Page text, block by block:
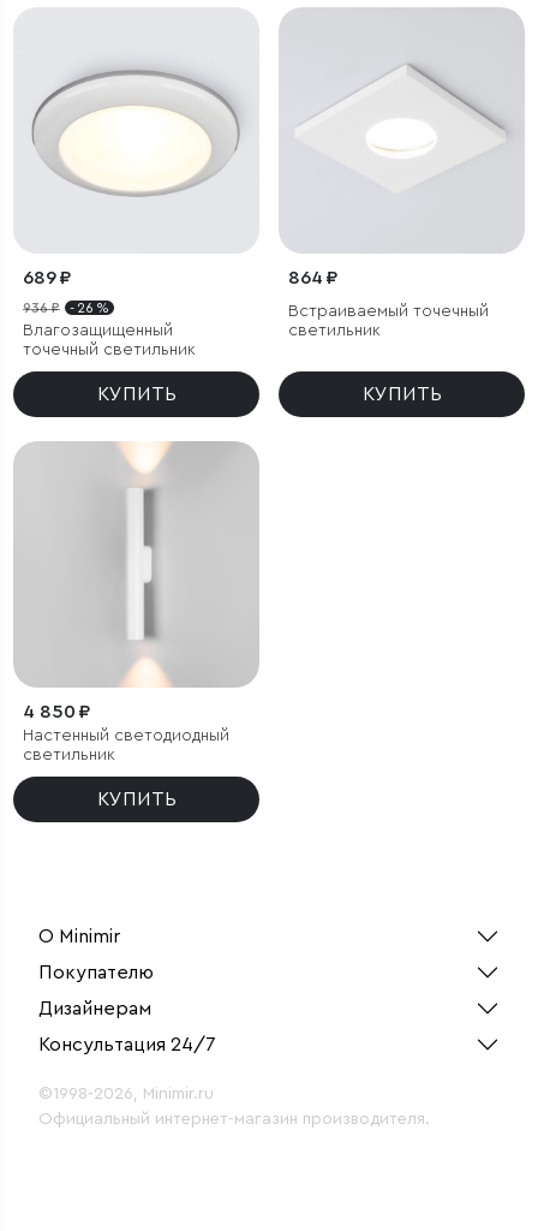
689 ₽
936 ₽ - 26 %
Влагозащищенный
точечный светильник
КУПИТЬ
864 ₽
Встраиваемый точечный
светильник
КУПИТЬ
4 850 ₽
Настенный светодиодный
светильник
КУПИТЬ
О Minimir
Покупателю
Дизайнерам
Консультация 24/7
©1998-2026, Minimir.ru
Официальный интернет-магазин производителя.